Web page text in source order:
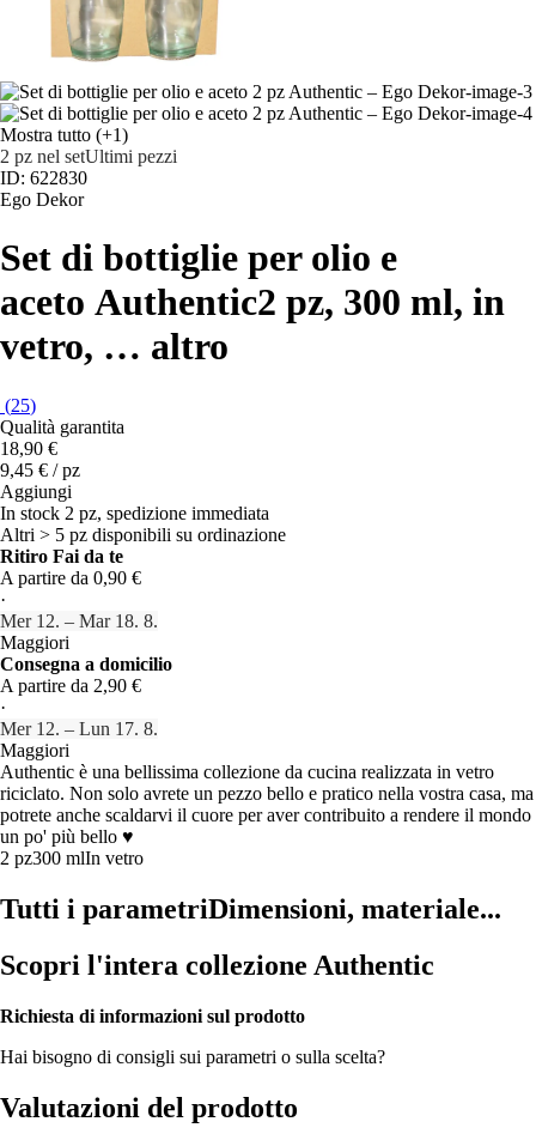
Mostra tutto (+1)
2 pz nel setUltimi pezzi
ID: 622830
Ego Dekor
Set di bottiglie per olio e
aceto Authentic2 pz, 300 ml, in
vetro, … altro
(25)
Qualità garantita
18,90 €
9,45 € / pz
Aggiungi
In stock 2 pz, spedizione immediata
Altri > 5 pz disponibili su ordinazione
Ritiro Fai da te
A partire da 0,90 €
·
Mer 12. – Mar 18. 8.
Maggiori
Consegna a domicilio
A partire da 2,90 €
·
Mer 12. – Lun 17. 8.
Maggiori
Authentic è una bellissima collezione da cucina realizzata in vetro
riciclato. Non solo avrete un pezzo bello e pratico nella vostra casa, ma
potrete anche scaldarvi il cuore per aver contribuito a rendere il mondo
un po' più bello ♥
2 pz300 mlIn vetro
Tutti i parametriDimensioni, materiale...
Scopri l'intera collezione Authentic
Richiesta di informazioni sul prodotto
Hai bisogno di consigli sui parametri o sulla scelta?
Valutazioni del prodotto